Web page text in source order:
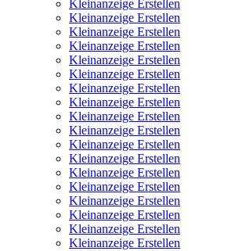
Kleinanzeige Erstellen
Kleinanzeige Erstellen
Kleinanzeige Erstellen
Kleinanzeige Erstellen
Kleinanzeige Erstellen
Kleinanzeige Erstellen
Kleinanzeige Erstellen
Kleinanzeige Erstellen
Kleinanzeige Erstellen
Kleinanzeige Erstellen
Kleinanzeige Erstellen
Kleinanzeige Erstellen
Kleinanzeige Erstellen
Kleinanzeige Erstellen
Kleinanzeige Erstellen
Kleinanzeige Erstellen
Kleinanzeige Erstellen
Kleinanzeige Erstellen